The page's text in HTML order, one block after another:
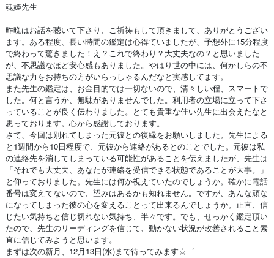
魂姫先生
昨晩はお話を聴いて下さり、ご祈祷もして頂きまして、ありがとうござい
ます。ある程度、長い時間の鑑定は心得ていましたが、予想外に15分程度
で終わって驚きました！え？これで終わり？大丈夫なの？と思いました
が、不思議なほど安心感もありました。やはり世の中には、何かしらの不
思議な力をお持ちの方がいらっしゃるんだなと実感してます。
また先生の鑑定は、お金目的では一切ないので、清々しい程、スマートで
した。何と言うか、無駄がありませんでした。利用者の立場に立って下さ
っていることが良く伝わりました。とても貴重な佳い先生に出会えたなと
思っております。心から感謝しております。
さて、今回は別れてしまった元彼との復縁をお願いしました。先生による
と1週間から10日程度で、元彼から連絡があるとのことでした。元彼は私
の連絡先を消してしまっている可能性があることを伝えましたが、先生は
「それでも大丈夫、あなたが連絡を受信できる状態であることが大事。」
と仰っておりました。先生には何か視えていたのでしょうか。確かに電話
番号は変えてないので、望みはあるかも知れません。ですが、あんな頑な
になってしまった彼の心を変えることって出来るんでしょうか。正直、信
じたい気持ちと信じ切れない気持ち、半々です。でも、せっかく鑑定頂い
たので、先生のリーディングを信じて、動かない状況が改善されること素
直に信じてみようと思います。
まずは次の新月、12月13日(水)まで待ってみます☆゛